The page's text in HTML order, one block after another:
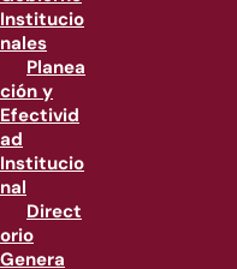
Institucio
nales
Planea
ción y
Efectivid
ad
Institucio
nal
Direct
orio
Genera